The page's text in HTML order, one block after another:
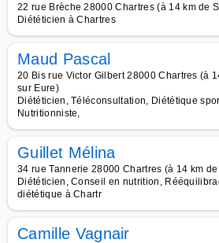
22 rue Brèche 28000 Chartres (à 14 km de
Diététicien à Chartres
Maud Pascal
20 Bis rue Victor Gilbert 28000 Chartres (à
sur Eure)
Diététicien, Téléconsultation, Diététique
Nutritionniste,
Guillet Mélina
34 rue Tannerie 28000 Chartres (à 14 km
Diététicien, Conseil en nutrition,
diététique à Chartr
Camille Vagnair